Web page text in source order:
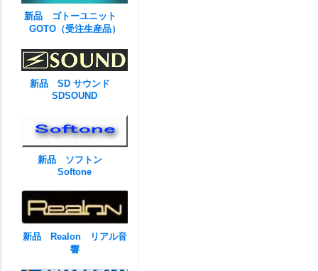
新品 ゴトーユニット
GOTO（受注生産品）
新品 SD サウンド
SDSOUND
新品 ソフトン
Softone
新品 Realon リアル音
響